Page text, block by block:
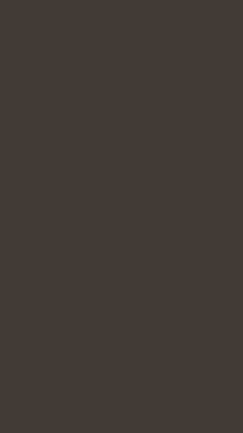
があります。これには
る情報
用するにあたって、当
る方法により個別に同意
利用中の端末から収集